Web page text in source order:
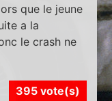
que le jeune
a la
le crash ne
395 vote(s)